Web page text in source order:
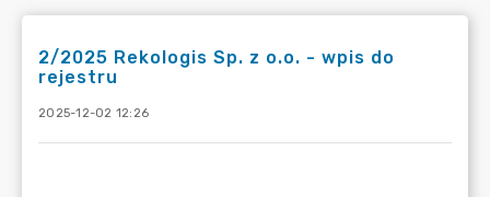
2/2025 Rekologis Sp. z o.o. - wpis do
rejestru
2025-12-02 12:26